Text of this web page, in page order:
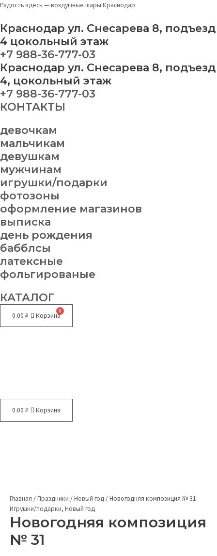
Перейти
содержимому
Радость здесь — воздушные шары Краснодар
Краснодар ул. Снесарева 8, подъезд
4 цокольный этаж
+7 988-36-777-03
Краснодар ул. Снесарева 8, подъезд
4, цокольный этаж
+7 988-36-777-03
КОНТАКТЫ
девочкам
мальчикам
девушкам
мужчинам
игрушки/подарки
фотозоны
оформление магазинов
выписка
день рождения
бабблсы
латексные
фольгированые
КАТАЛОГ
0.00 ₽ Корзина
0.00 ₽ Корзина
Главная /Праздники /Новый год /Новогодняя композиция № 31
Игрушки/подарки, Новый год
Новогодняя композиция
№ 31
Новогодняя
№
31
quantity